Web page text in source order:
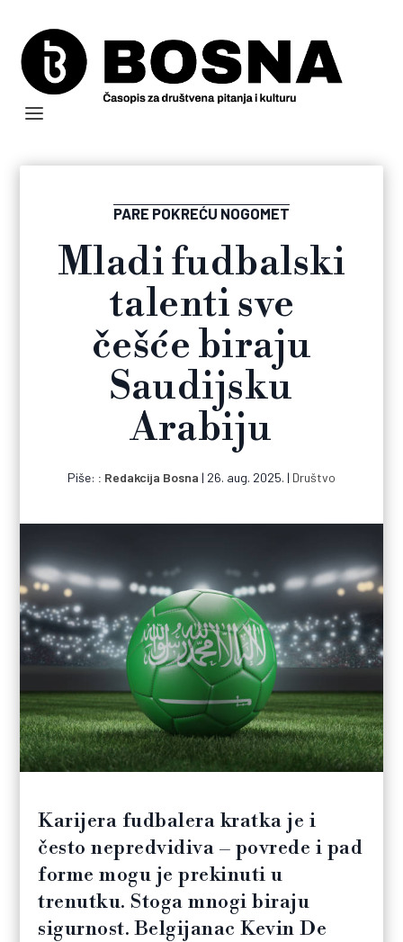
PARE POKREĆU NOGOMET
Mladi fudbalski
talenti sve
češće biraju
Saudijsku
Arabiju
Piše: Redakcija Bosna | 26. aug. 2025. | Društvo
Karijera fudbalera kratka je i
često nepredvidiva – povrede i pad
forme mogu je prekinuti u
trenutku. Stoga mnogi biraju
sigurnost. Belgijanac Kevin De